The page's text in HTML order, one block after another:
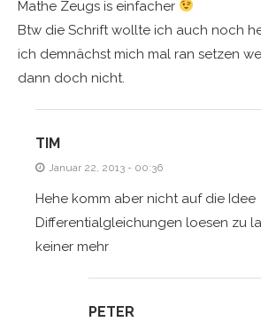
Mathe Zeugs is einfacher
Btw die Schrift wollte ich auch noch
ich demnächst mich mal ran setzen
dann doch nicht.
TIM
Januar 22, 2013 - 00:36
Hehe komm aber nicht auf die Idee
Differentialgleichungen loesen zu
keiner mehr
PETER